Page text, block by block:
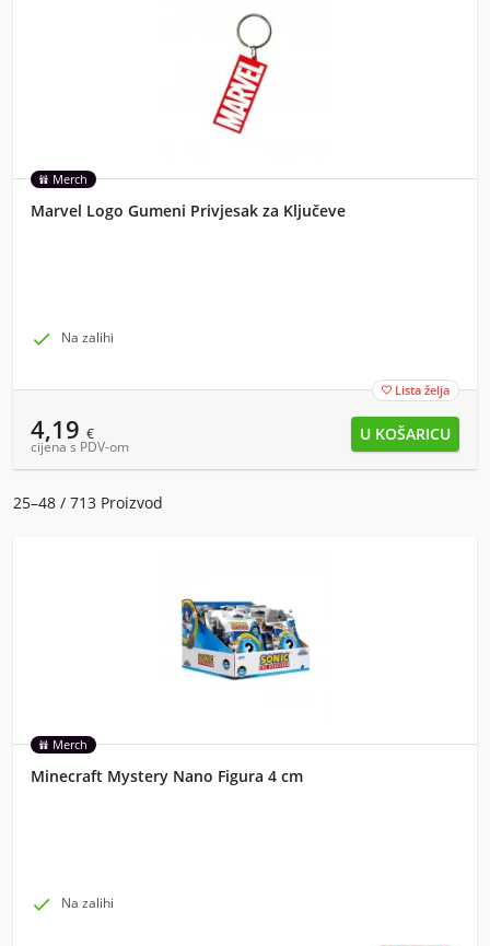
Merch
Marvel Logo Gumeni Privjesak za Ključeve
 Na zalihi
 Lista želja
4,19 €
cijena s PDV-om
25–48 / 713 Proizvod
Merch
Minecraft Mystery Nano Figura 4 cm
 Na zalihi